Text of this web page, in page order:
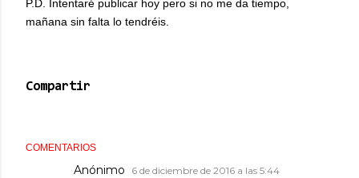
P.D. Intentaré publicar hoy pero si no me da tiempo,
mañana sin falta lo tendréis.
Compartir
COMENTARIOS
Anónimo 6 de diciembre de 2016 a las 5:44